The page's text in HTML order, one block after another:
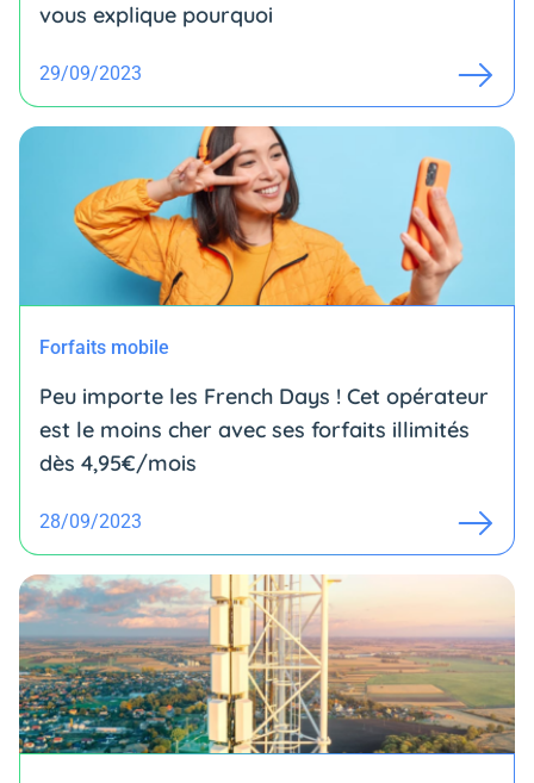
vous explique pourquoi
29/09/2023
Forfaits mobile
Peu importe les French Days ! Cet opérateur
est le moins cher avec ses forfaits illimités
dès 4,95€/mois
28/09/2023